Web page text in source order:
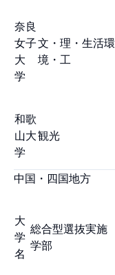
奈良
女子
大
学
文・理・生活環
境・工
和歌
山大
学
観光
中国・四国地方
大
学
名
総合型選抜実施
学部